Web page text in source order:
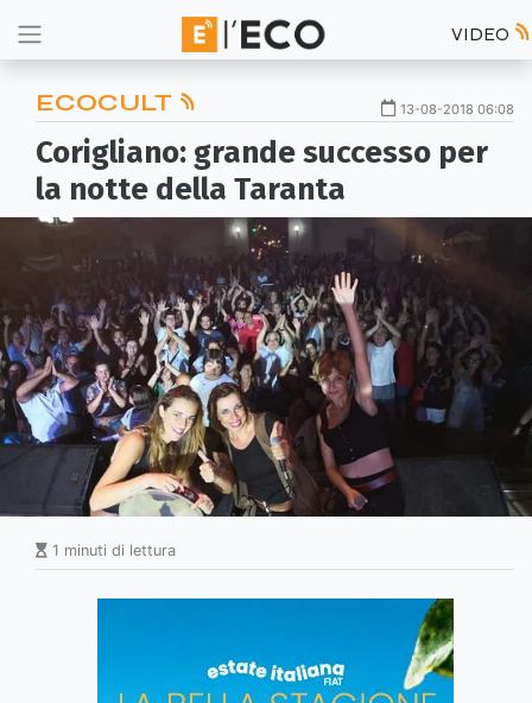
VIDEO
ECOCULT 13-08-2018 06:08
Corigliano: grande successo per
la notte della Taranta
1 minuti di lettura